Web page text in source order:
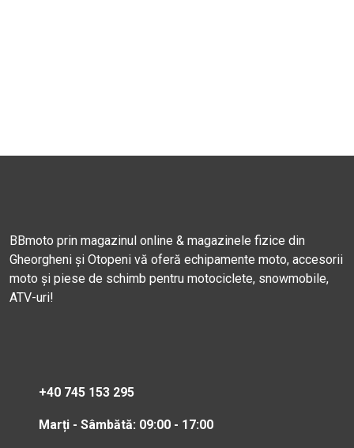
BBmoto prin magazinul online & magazinele fizice din
Gheorgheni și Otopeni vă oferă echipamente moto, accesorii
moto și piese de schimb pentru motociclete, snowmobile,
ATV-uri!
+40 745 153 295
Marți - Sâmbătă: 09:00 - 17:00